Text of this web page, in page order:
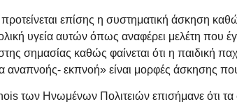
προτείνεται επίσης η συστηματική άσκηση
υγεία αυτών όπως αναφέρει μελέτη
σημασίας καθώς φαίνεται ότι η
αναπνοής- εκπνοή» είναι μορφές άσκησης
των Ηνωμένων Πολιτειών επισήμανε